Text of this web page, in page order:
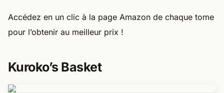
Accédez en un clic à la page Amazon de chaque tome
pour l’obtenir au meilleur prix !
Kuroko’s Basket